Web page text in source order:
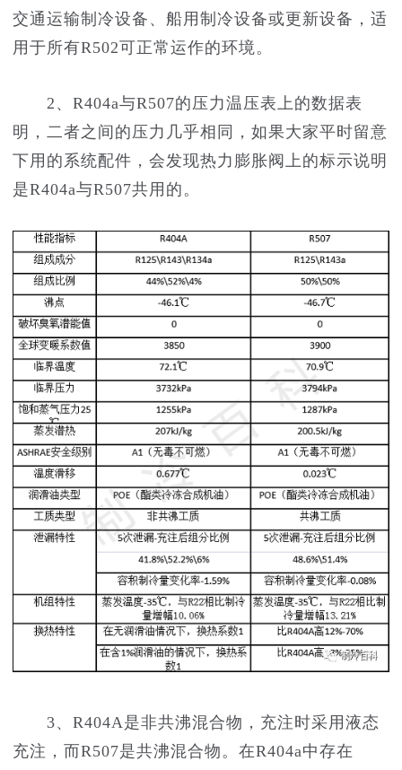
交通运输制冷设备、船用制冷设备或更新设备，适
用于所有R502可正常运作的环境。
2、R404a与R507的压力温压表上的数据表
明，二者之间的压力几乎相同，如果大家平时留意
下用的系统配件，会发现热力膨胀阀上的标示说明
是R404a与R507共用的。
3、R404A是非共沸混合物，充注时采用液态
充注，而R507是共沸混合物。在R404a中存在